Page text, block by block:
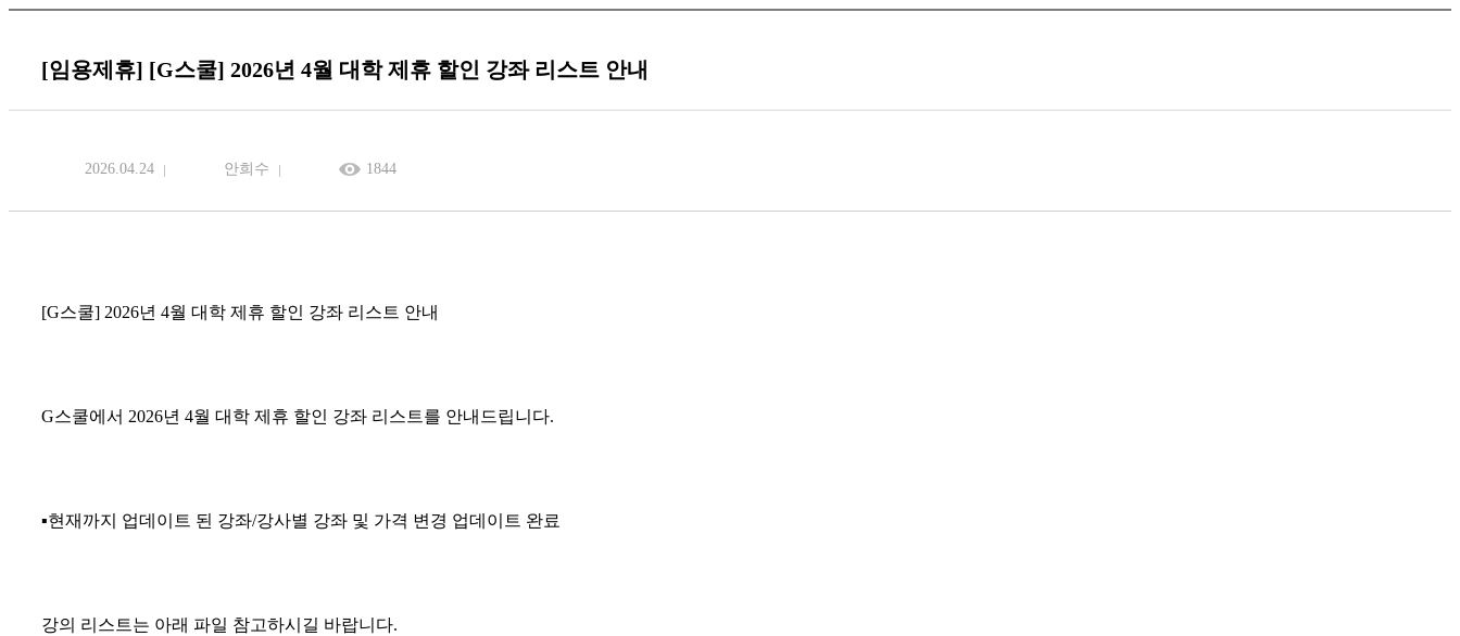
[임용제휴] [G스쿨] 2026년 4월 대학 제휴 할인 강좌 리스트 안내
2026.04.24 안희수 1844
[G스쿨] 2026년 4월 대학 제휴 할인 강좌 리스트 안내
G스쿨에서 2026년 4월 대학 제휴 할인 강좌 리스트를 안내드립니다.
▪현재까지 업데이트 된 강좌/강사별 강좌 및 가격 변경 업데이트 완료
강의 리스트는 아래 파일 참고하시길 바랍니다.